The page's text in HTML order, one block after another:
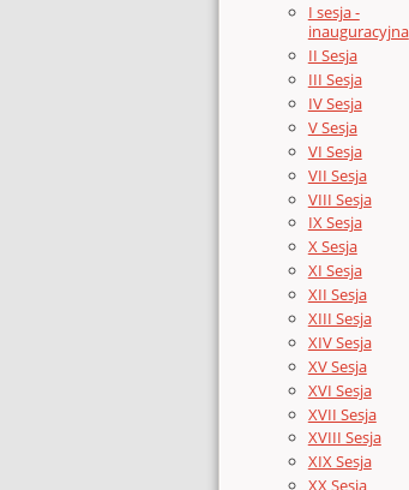
I sesja -
inauguracyjna
II Sesja
III Sesja
IV Sesja
V Sesja
VI Sesja
VII Sesja
VIII Sesja
IX Sesja
X Sesja
XI Sesja
XII Sesja
XIII Sesja
XIV Sesja
XV Sesja
XVI Sesja
XVII Sesja
XVIII Sesja
XIX Sesja
XX Sesja